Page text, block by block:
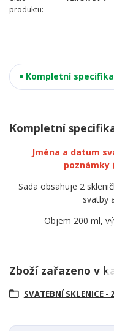
produktu:
Kompletní
Kompletní
Jména a datum
poznámky
Sada obsahuje 2
svatby
Objem 200 ml,
Zboží zařazeno v
SVATEBNÍ SKLENICE -